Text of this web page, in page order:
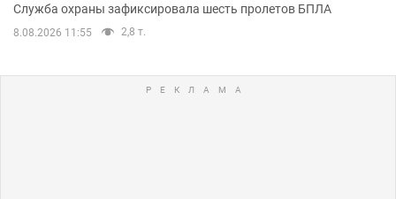
Служба охраны зафиксировала шесть пролетов БПЛА
8.08.2026 11:55 2,8 т.